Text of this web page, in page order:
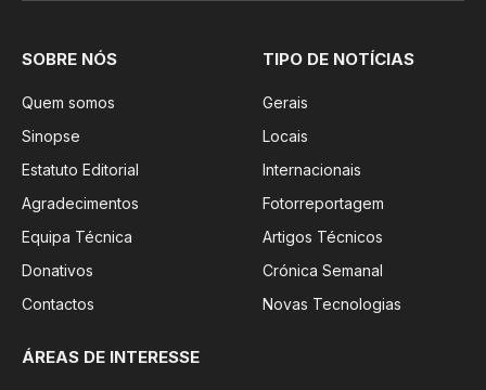
SOBRE NÓS
Quem somos
Sinopse
Estatuto Editorial
Agradecimentos
Equipa Técnica
Donativos
Contactos
TIPO DE NOTÍCIAS
Gerais
Locais
Internacionais
Fotorreportagem
Artigos Técnicos
Crónica Semanal
Novas Tecnologias
ÁREAS DE INTERESSE